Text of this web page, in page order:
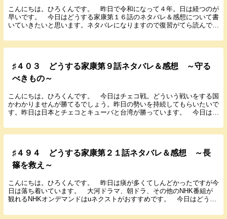
こんにちは。ひろくんです。 昨日で令和になって４年。日は経つのが
早いです。 今日はどうする家康第１６話のネタバレ＆感想について書
いていきたいと思います。ネタバレになりますので復習がてら読んでい
♯４０３ どうする家康第９話ネタバレ＆感想 ～守る
べきもの～
こんにちは。ひろくんです。 今日はチェコ戦。どういう戦いをする国
かわかりませんが勝てるでしょう。昨日の勢いを持続してもらいたいで
す。昨日は日本とチェコとキューバと台湾が勝っています。 今日は東
♯４９４ どうする家康第２１話ネタバレ＆感想 ～長
篠を救え～
こんにちは。ひろくんです。 昨日は痰が多くてしんどかったですが今
日は落ち着いています。 大河ドラマ、朝ドラ、その他のNHK番組が
観れるNHKオンデマンドはuネクストがおすすめです。 今日はどうす